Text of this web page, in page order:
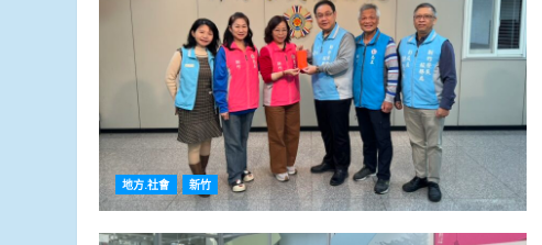
地方.社會 新竹